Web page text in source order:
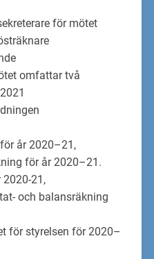
för mötet
omfattar två
år 2020–21,
för år 2020–21.
21,
och balansräkning
för styrelsen för 2020–